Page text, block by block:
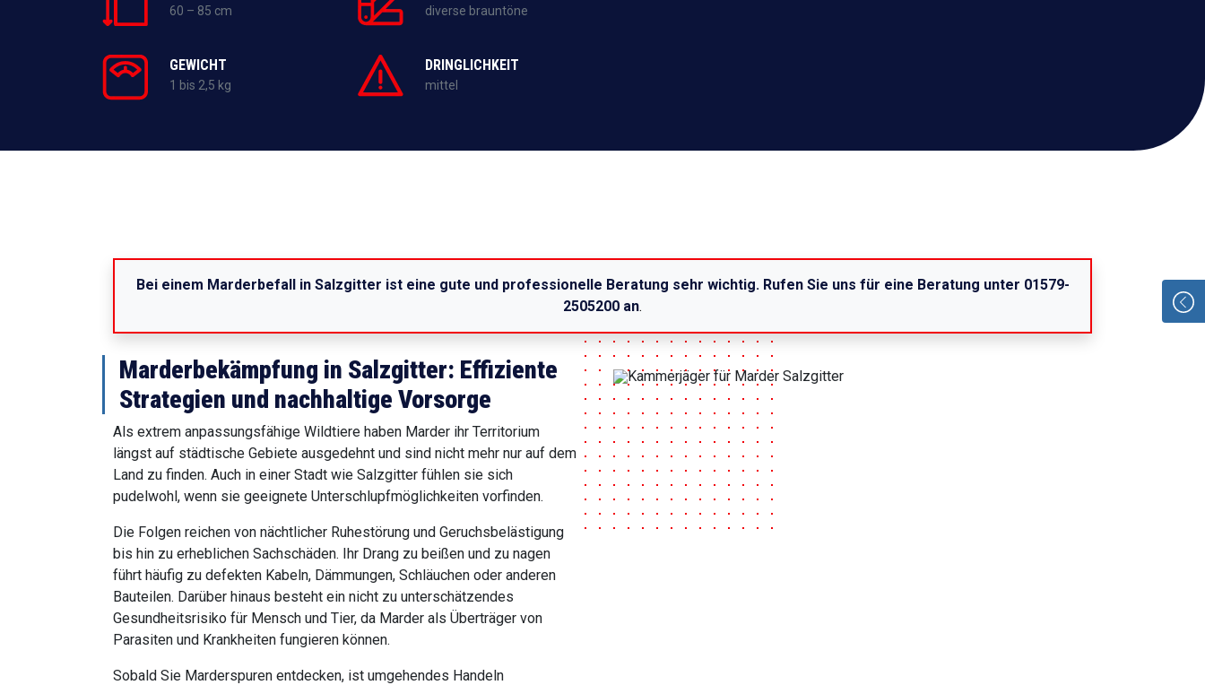
60 – 85 cm diverse brauntöne
GEWICHT
1 bis 2,5 kg
DRINGLICHKEIT
mittel
Bei einem Marderbefall in Salzgitter ist eine gute und professionelle Beratung sehr wichtig. Rufen Sie uns für eine Beratung unter 01579-
2505200 an.
Marderbekämpfung in Salzgitter: Effiziente
Strategien und nachhaltige Vorsorge
Als extrem anpassungsfähige Wildtiere haben Marder ihr Territorium
längst auf städtische Gebiete ausgedehnt und sind nicht mehr nur auf dem
Land zu finden. Auch in einer Stadt wie Salzgitter fühlen sie sich
pudelwohl, wenn sie geeignete Unterschlupfmöglichkeiten vorfinden.
Die Folgen reichen von nächtlicher Ruhestörung und Geruchsbelästigung
bis hin zu erheblichen Sachschäden. Ihr Drang zu beißen und zu nagen
führt häufig zu defekten Kabeln, Dämmungen, Schläuchen oder anderen
Bauteilen. Darüber hinaus besteht ein nicht zu unterschätzendes
Gesundheitsrisiko für Mensch und Tier, da Marder als Überträger von
Parasiten und Krankheiten fungieren können.
Sobald Sie Marderspuren entdecken, ist umgehendes Handeln